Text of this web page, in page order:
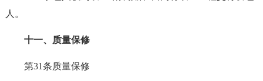
人。
十一、质量保修
第31条质量保修